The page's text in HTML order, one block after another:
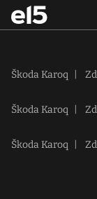
Škoda Karoq
Škoda Karoq
Škoda Karoq